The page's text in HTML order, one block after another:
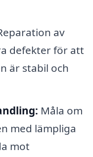
av
defekter för att
är stabil och
Måla om
med lämpliga
mot